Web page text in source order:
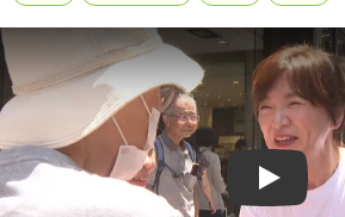
Play